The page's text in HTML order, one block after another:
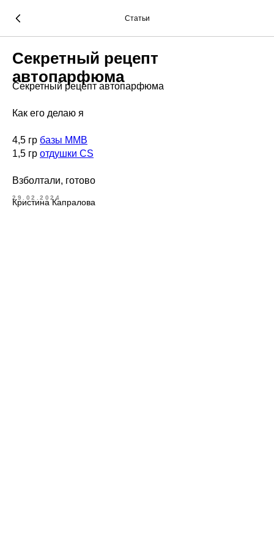
Статьи
Секретный рецепт
автопарфюма
Секретный рецепт автопарфюма
Как его делаю я
4,5 гр базы ММВ
1,5 гр отдушки CS
Взболтали, готово
29.02.2024
Кристина Капралова